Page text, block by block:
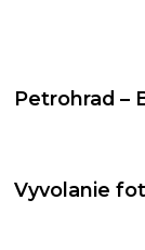
Petrohrad –
Vyvolanie